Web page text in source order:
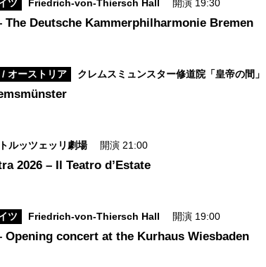
ツ Friedrich-von-Thiersch Hall 開演 19:30
The Deutsche Kammerphilharmonie Bremen
オーストリア クレムスミュンスター修道院「皇帝の間」
ルッツェッリ劇場 開演 21:00
2026 – Il Teatro d’Estate
ツ Friedrich-von-Thiersch Hall 開演 19:00
Opening concert at the Kurhaus Wiesbaden